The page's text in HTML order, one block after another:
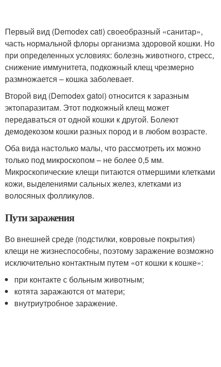
Первый вид (Demodex cati) своеобразный «санитар»,
часть нормальной флоры организма здоровой кошки. Но
при определенных условиях: болезнь животного, стресс,
снижение иммунитета, подкожный клещ чрезмерно
размножается – кошка заболевает.
Второй вид (Demodex gatoi) относится к заразным
эктопаразитам. Этот подкожный клещ может
передаваться от одной кошки к другой. Болеют
демодекозом кошки разных пород и в любом возрасте.
Оба вида настолько малы, что рассмотреть их можно
только под микроскопом – не более 0,5 мм.
Микроскопические клещи питаются отмершими клетками
кожи, выделениями сальных желез, клетками из
волосяных фолликулов.
Пути заражения
Во внешней среде (подстилки, ковровые покрытия)
клещи не жизнеспособны, поэтому заражение возможно
исключительно контактным путем «от кошки к кошке»:
при контакте с больным животным;
котята заражаются от матери;
внутриутробное заражение.